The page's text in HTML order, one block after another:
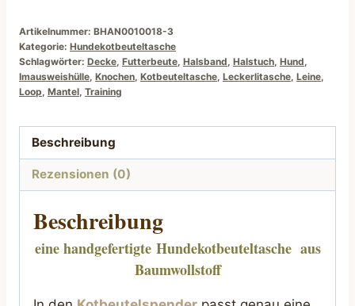
Artikelnummer: BHAN0010018-3
Kategorie: Hundekotbeuteltasche
Schlagwörter: Decke, Futterbeute, Halsband, Halstuch, Hund,
Imausweishülle, Knochen, Kotbeuteltasche, Leckerlitasche, Leine,
Loop, Mantel, Training
Beschreibung
Rezensionen (0)
Beschreibung
eine handgefertigte Hundekotbeuteltascheaus
Baumwollstoff